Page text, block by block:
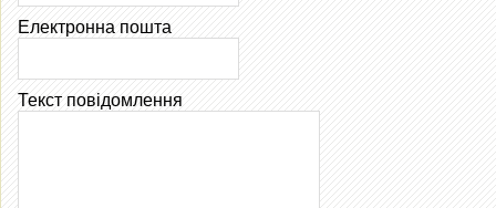
Електронна пошта
Текст повідомлення